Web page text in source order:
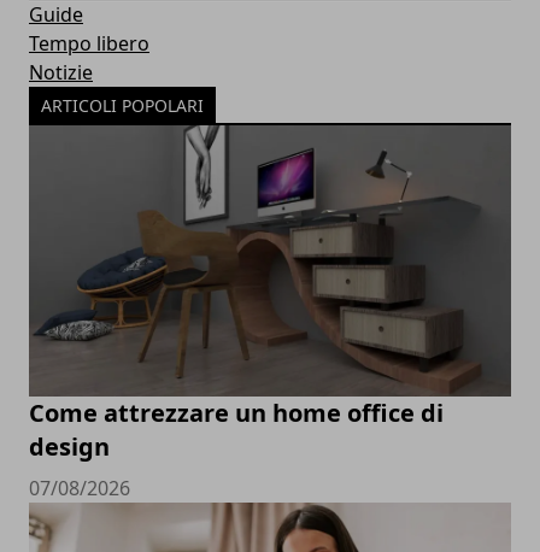
Guide
Tempo libero
Notizie
ARTICOLI POPOLARI
Come attrezzare un home office di
design
07/08/2026